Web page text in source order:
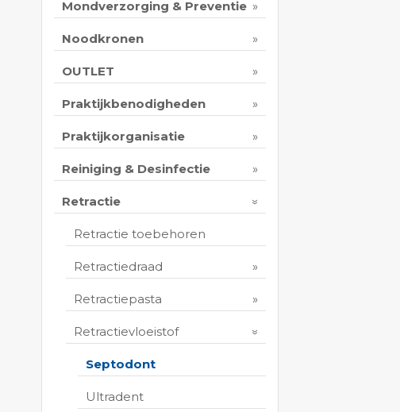
Mondverzorging & Preventie
Noodkronen
OUTLET
Praktijkbenodigheden
Praktijkorganisatie
Reiniging & Desinfectie
Retractie
Retractie toebehoren
Retractiedraad
Retractiepasta
Retractievloeistof
Septodont
Ultradent